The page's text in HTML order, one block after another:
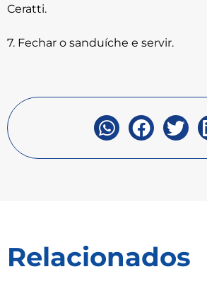
Ceratti.
7. Fechar o sanduíche e servir.
Relacionados